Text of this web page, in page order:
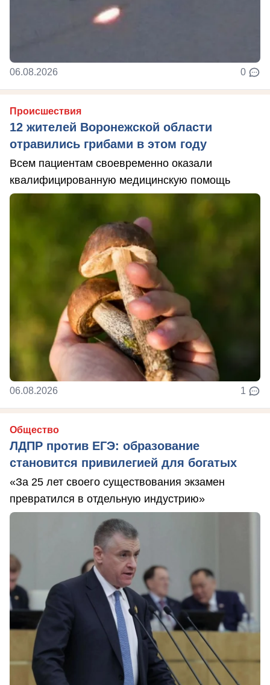
06.08.2026 0
Происшествия
12 жителей Воронежской области
отравились грибами в этом году
Всем пациентам своевременно оказали
квалифицированную медицинскую помощь
06.08.2026 1
Общество
ЛДПР против ЕГЭ: образование
становится привилегией для богатых
«За 25 лет своего существования экзамен
превратился в отдельную индустрию»